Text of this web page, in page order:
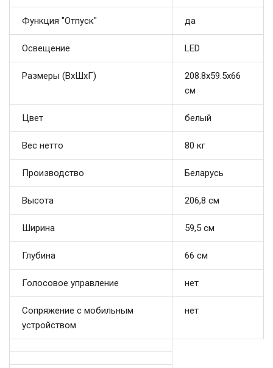
Функция "Отпуск" да
Освещение LED
Размеры (ВхШхГ)
208.8x59.5x66
см
Цвет белый
Вес нетто 80 кг
Производство Беларусь
Высота 206,8 см
Ширина 59,5 см
Глубина 66 см
Голосовое управление нет
Сопряжение с мобильным
устройством
нет